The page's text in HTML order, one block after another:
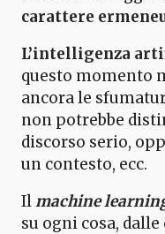
carattere
L’intelligenza
questo momento
ancora le
non potrebbe
discorso serio,
un contesto, ecc.
Ilmachine
su ogni cosa,